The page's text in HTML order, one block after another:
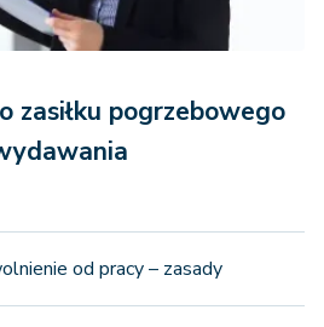
zasiłku pogrzebowego
od pracy – zasady